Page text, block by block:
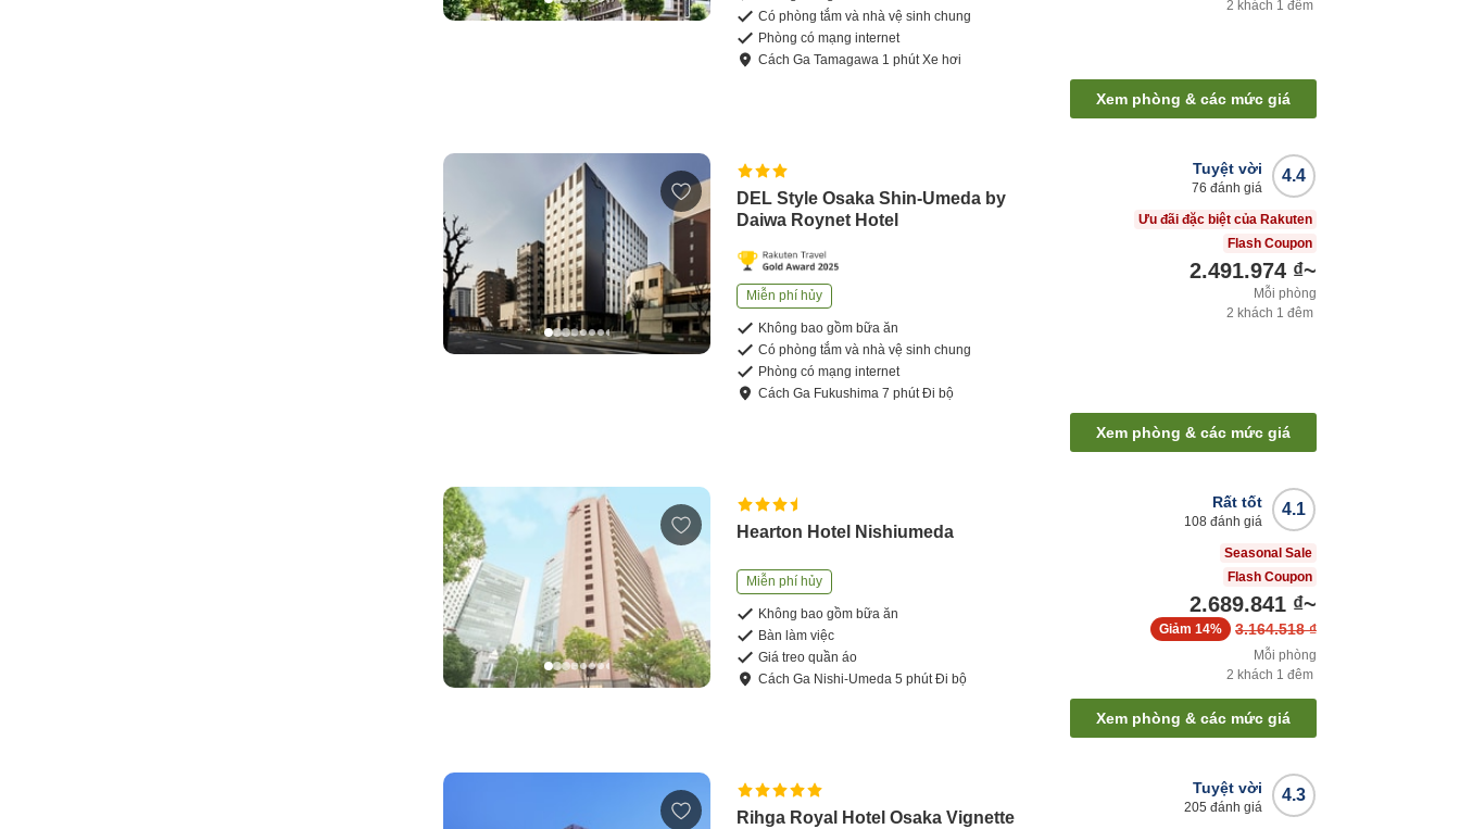
Có phòng tắm và nhà vệ sinh chung
Phòng có mạng internet
CáchGa Tamagawa 1 phútXe hơi
2 khách 1 đêm
Xem phòng & các mức giá
DEL Style Osaka Shin-Umeda by
Daiwa Roynet Hotel
Miễn phí hủy
Không bao gồm bữa ăn
Có phòng tắm và nhà vệ sinh chung
Phòng có mạng internet
CáchGa Fukushima 7 phútĐi bộ
4.4
Tuyệt vời
76 đánh giá
Ưu đãi đặc biệt của Rakuten
Flash Coupon
2.491.974 ₫~
Mỗi phòng
2 khách 1 đêm
Xem phòng & các mức giá
Hearton Hotel Nishiumeda
Miễn phí hủy
Không bao gồm bữa ăn
Bàn làm việc
Giá treo quần áo
CáchGa Nishi-Umeda 5 phútĐi bộ
4.1
Rất tốt
108 đánh giá
Seasonal Sale
Flash Coupon
2.689.841 ₫~
3.164.518 ₫
Giảm 14%
Mỗi phòng
2 khách 1 đêm
Xem phòng & các mức giá
Rihga Royal Hotel Osaka Vignette
4.3
Tuyệt vời
205 đánh giá